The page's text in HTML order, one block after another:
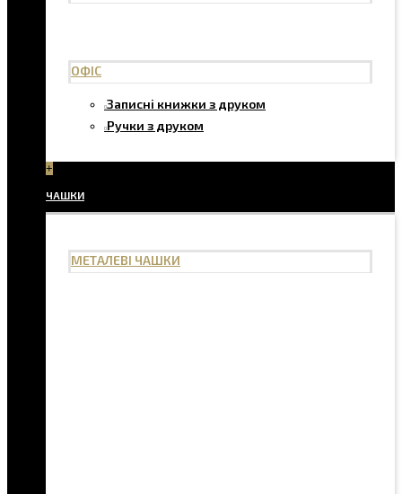
ОФІС
Записні книжки з друком
Ручки з друком
+
ЧАШКИ
МЕТАЛЕВІ ЧАШКИ